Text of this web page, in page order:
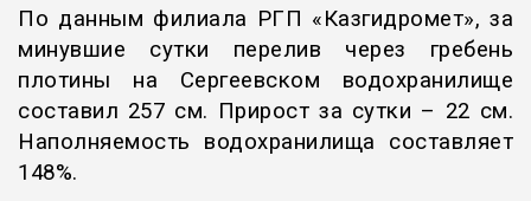
По данным филиала РГП «Казгидромет», за
минувшие сутки перелив через гребень
плотины на Сергеевском водохранилище
составил 257 см. Прирост за сутки – 22 см.
Наполняемость водохранилища составляет
148%.